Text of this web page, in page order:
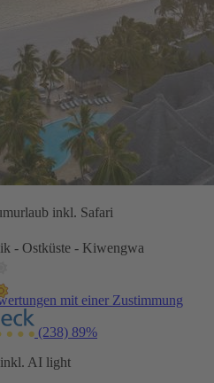
inkl. Safari
- Ostküste - Kiwengwa
mit einer Zustimmung
(238) 89%
inkl. AI light